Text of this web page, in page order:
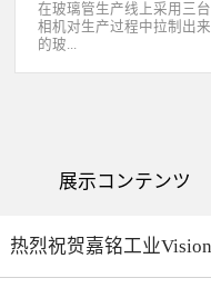
在玻璃管生产线上采用三台
相机对生产过程中拉制出来
的玻...
产速度最快是每分钟150
米。展示コンテンツ